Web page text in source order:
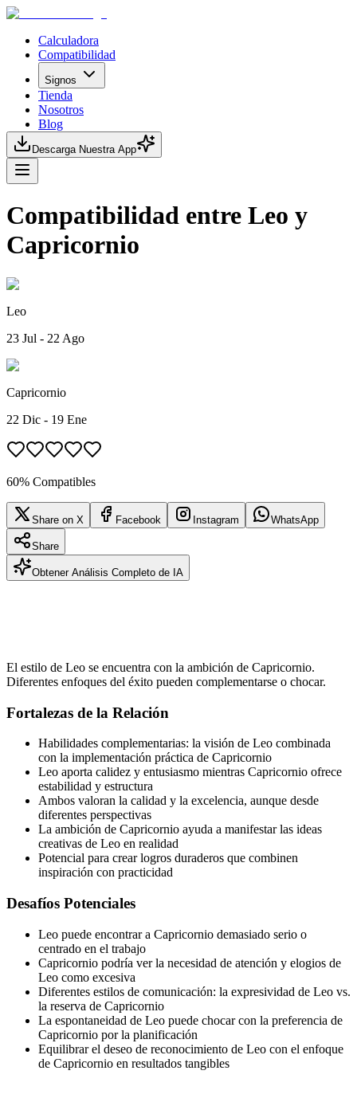
Calculadora
Compatibilidad
Signos
Tienda
Nosotros
Blog
Descarga Nuestra App
Compatibilidad entre Leo y
Capricornio
Leo
23 Jul - 22 Ago
Capricornio
22 Dic - 19 Ene
60% Compatibles
Share on X Facebook Instagram WhatsApp
Share
Obtener Análisis Completo de IA
El estilo de Leo se encuentra con la ambición de Capricornio.
Diferentes enfoques del éxito pueden complementarse o chocar.
Fortalezas de la Relación
Habilidades complementarias: la visión de Leo combinada
con la implementación práctica de Capricornio
Leo aporta calidez y entusiasmo mientras Capricornio ofrece
estabilidad y estructura
Ambos valoran la calidad y la excelencia, aunque desde
diferentes perspectivas
La ambición de Capricornio ayuda a manifestar las ideas
creativas de Leo en realidad
Potencial para crear logros duraderos que combinen
inspiración con practicidad
Desafíos Potenciales
Leo puede encontrar a Capricornio demasiado serio o
centrado en el trabajo
Capricornio podría ver la necesidad de atención y elogios de
Leo como excesiva
Diferentes estilos de comunicación: la expresividad de Leo vs.
la reserva de Capricornio
La espontaneidad de Leo puede chocar con la preferencia de
Capricornio por la planificación
Equilibrar el deseo de reconocimiento de Leo con el enfoque
de Capricornio en resultados tangibles